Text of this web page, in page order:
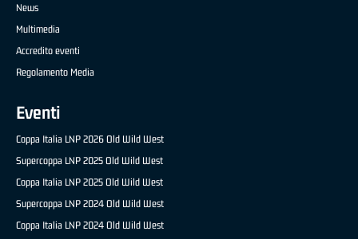
News
Multimedia
Accredito eventi
Regolamento Media
Eventi
Coppa Italia LNP 2026 Old Wild West
Supercoppa LNP 2025 Old Wild West
Coppa Italia LNP 2025 Old Wild West
Supercoppa LNP 2024 Old Wild West
Coppa Italia LNP 2024 Old Wild West